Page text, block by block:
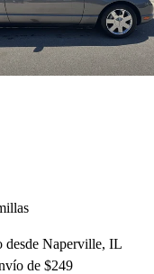
desde Naperville, IL
de $249